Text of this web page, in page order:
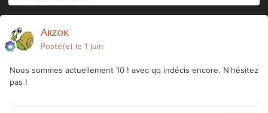
Arzok
Posté(e) le 1 juin
Nous sommes actuellement 10 ! avec qq indécis encore. N'hésitez
pas !